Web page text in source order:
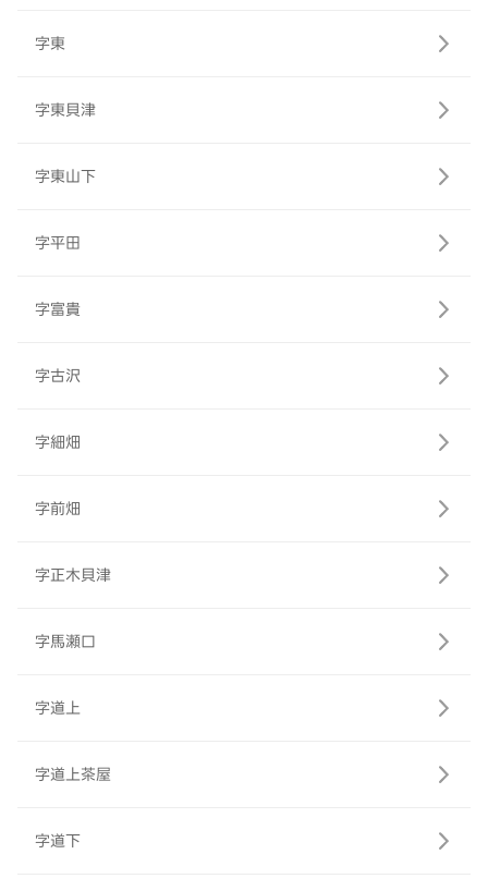
字東
字東貝津
字東山下
字平田
字富貴
字古沢
字細畑
字前畑
字正木貝津
字馬瀬口
字道上
字道上茶屋
字道下